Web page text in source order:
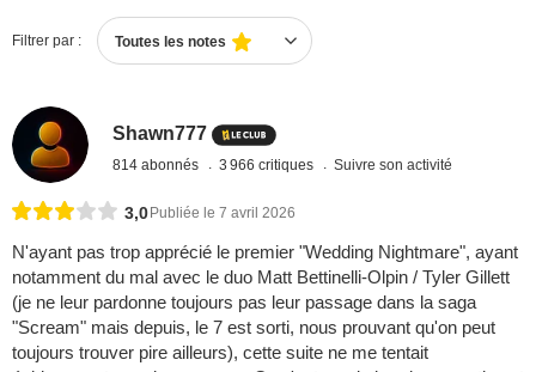
Filtrer par : Toutes les notes
Shawn777
814 abonnés 3 966 critiques Suivre son activité
3,0 Publiée le 7 avril 2026
N'ayant pas trop apprécié le premier "Wedding Nightmare", ayant
notamment du mal avec le duo Matt Bettinelli-Olpin / Tyler Gillett
(je ne leur pardonne toujours pas leur passage dans la saga
"Scream" mais depuis, le 7 est sorti, nous prouvant qu'on peut
toujours trouver pire ailleurs), cette suite ne me tentait